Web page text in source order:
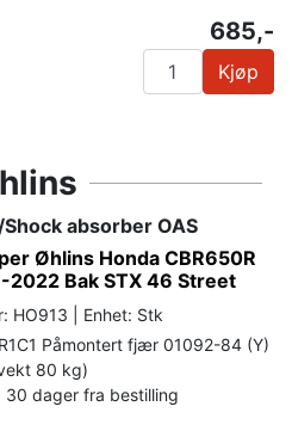
685,-
Kjøp
absorber OAS
Øhlins Honda CBR650R
2022 Bak STX 46 Street
HO913 | Enhet: Stk
Påmontert fjær 01092-84 (Y)
80 kg)
30 dager fra bestilling